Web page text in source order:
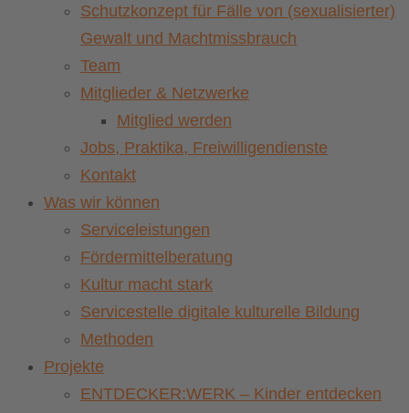
Schutzkonzept für Fälle von (sexualisierter)
Gewalt und Machtmissbrauch
Team
Mitglieder & Netzwerke
Mitglied werden
Jobs, Praktika, Freiwilligendienste
Kontakt
Was wir können
Serviceleistungen
Fördermittelberatung
Kultur macht stark
Servicestelle digitale kulturelle Bildung
Methoden
Projekte
ENTDECKER:WERK – Kinder entdecken